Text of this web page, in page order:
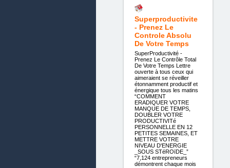
Superproductivite
- Prenez Le
Controle Absolu
De Votre Temps
SuperProductivité -
Prenez Le Contrôle Total
De Votre Temps Lettre
ouverte à tous ceux qui
aimeraient se réveiller
étonnamment productif et
énergique tous les matins
“COMMENT
ERADIQUER VOTRE
MANQUE DE TEMPS,
DOUBLER VOTRE
PRODUCTIVITé
PERSONNELLE EN 12
PETITES SEMAINES, ET
METTRE VOTRE
NIVEAU D'ENERGIE
_SOUS STéROïDE_”
“7,124 entrepreneurs
démontrent chaque mois